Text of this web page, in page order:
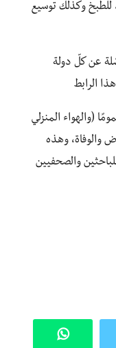
للطبخ وكذلك توسيع
عن كلّ دولة
الرابط
(والهواء المنزلي
والوفاة، وهذه
والصحفيين